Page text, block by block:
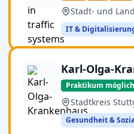
Stadt- und
IT &
Karl-Olga-
Praktikum möglich
Stadtkreis
Gesundheit &